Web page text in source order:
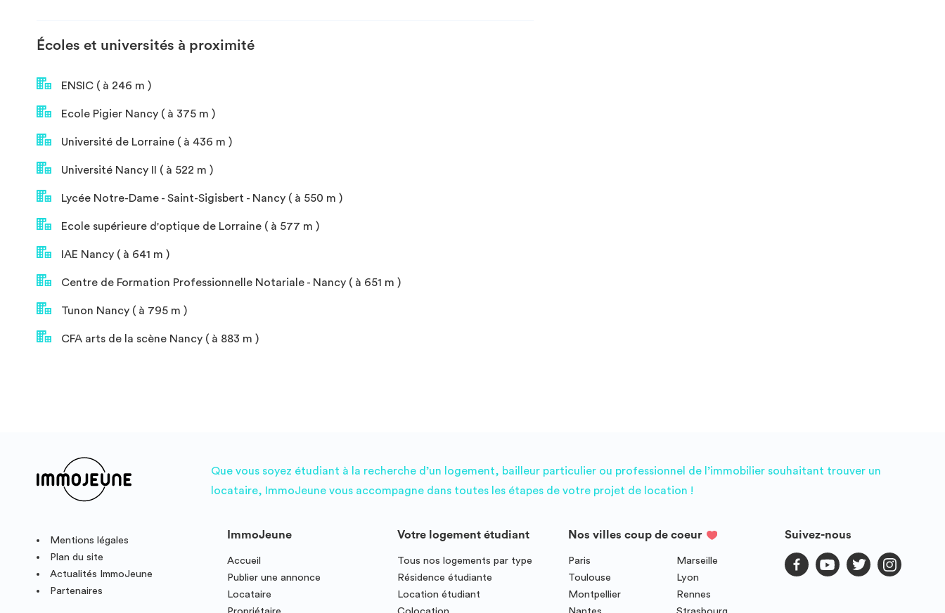
Écoles et universités à proximité
ENSIC ( à 246 m )
Ecole Pigier Nancy ( à 375 m )
Université de Lorraine ( à 436 m )
Université Nancy II ( à 522 m )
Lycée Notre-Dame - Saint-Sigisbert - Nancy ( à 550 m )
Ecole supérieure d'optique de Lorraine ( à 577 m )
IAE Nancy ( à 641 m )
Centre de Formation Professionnelle Notariale - Nancy ( à 651 m )
Tunon Nancy ( à 795 m )
CFA arts de la scène Nancy ( à 883 m )
Que vous soyez étudiant à la recherche d’un logement, bailleur particulier ou professionnel de l’immobilier souhaitant trouver un
locataire, ImmoJeune vous accompagne dans toutes les étapes de votre projet de location !
Mentions légales
Plan du site
Actualités ImmoJeune
Partenaires
ImmoJeune
Accueil
Publier une annonce
Locataire
Votre logement étudiant
Tous nos logements par type
Résidence étudiante
Location étudiant
Nos villes coup de coeur
Paris
Marseille
Toulouse
Lyon
Montpellier
Rennes
Suivez-nous